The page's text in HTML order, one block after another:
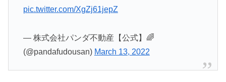
pic.twitter.com/XgZj61jepZ
— 株式会社パンダ不動産【公式】🌈
(@pandafudousan) March 13, 2022